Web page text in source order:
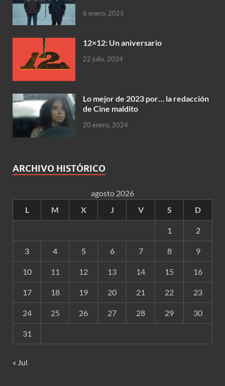
6 enero, 2025
12×12: Un aniversario
22 julio, 2024
Lo mejor de 2023 por… la redacción
de Cine maldito
20 enero, 2024
ARCHIVO HISTÓRICO
agosto 2026
L
M X J V S D
1 2
3 4 5 6 7 8 9
10 11 12 13 14 15 16
17 18 19 20 21 22 23
24 25 26 27 28 29 30
31
« Jul